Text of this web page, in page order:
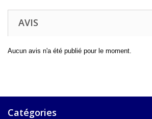
AVIS
Aucun avis n'a été publié pour le moment.
Catégories